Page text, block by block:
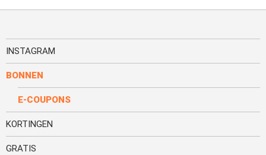
INSTAGRAM
BONNEN
E-COUPONS
KORTINGEN
GRATIS